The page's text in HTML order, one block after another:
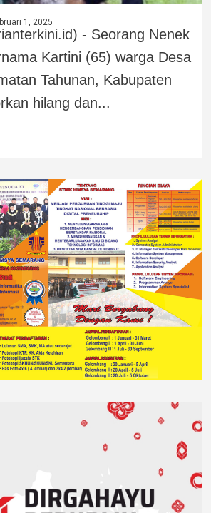
1, 2025
- Seorang Nenek
Kartini (65) warga Desa
Tahunan, Kabupaten
hilang dan...